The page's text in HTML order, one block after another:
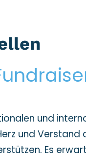
und
und
Es